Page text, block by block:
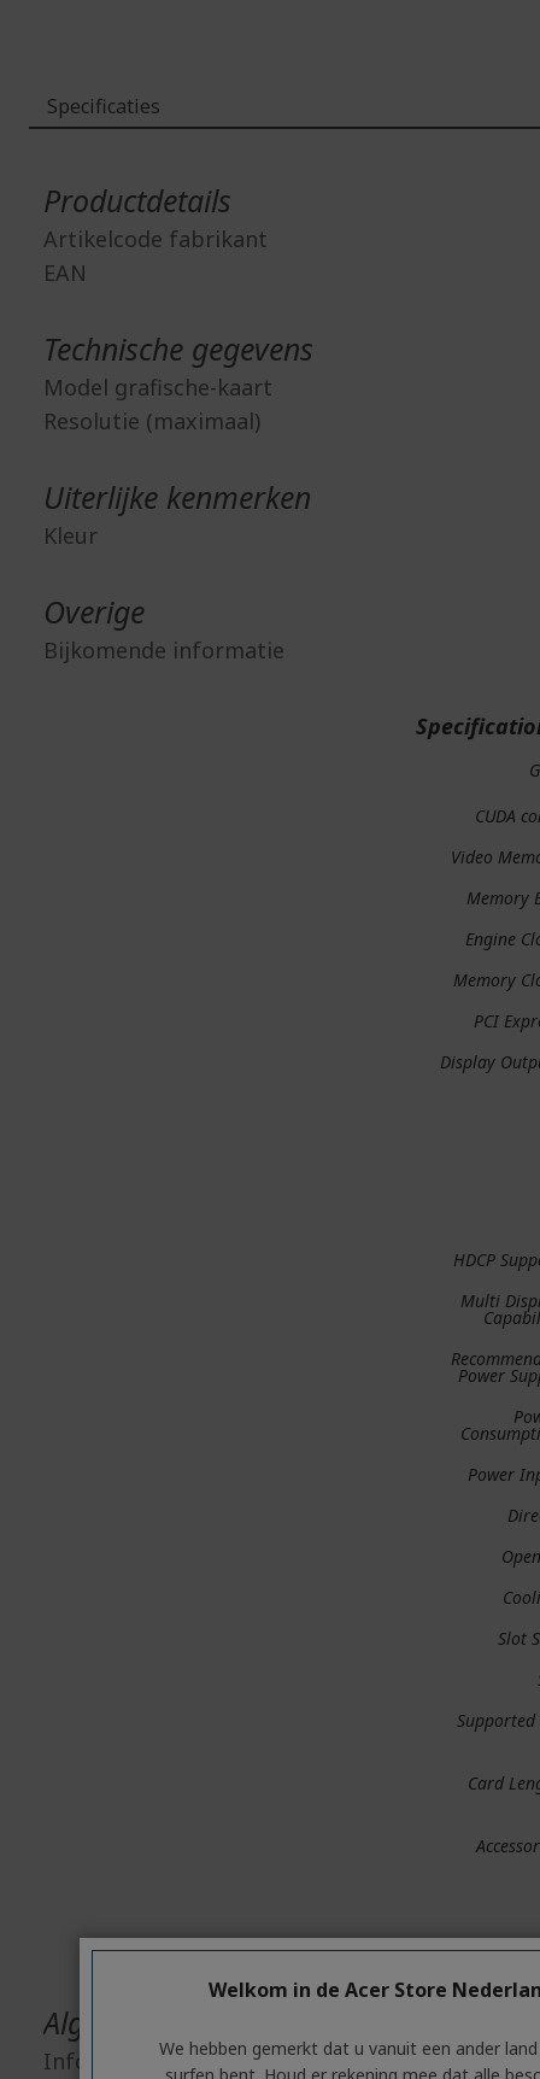
Specificaties
Productdetails
Artikelcode fabrikant
EAN
Technische gegevens
Model grafische-kaart
Resolutie (maximaal)
Uiterlijke kenmerken
Kleur
Overige
Bijkomende informatie
CUDA
Video
Memory
Engine
Memory
PCI
Display
HDCP
Multi
Power
Power
Slot
Supported
Card
Algemene productveiligheid
Informatie fabrikant
Welkom in de Acer Store
We hebben gemerkt dat u vanuit een ander
surfen bent. Houd er rekening mee dat alle